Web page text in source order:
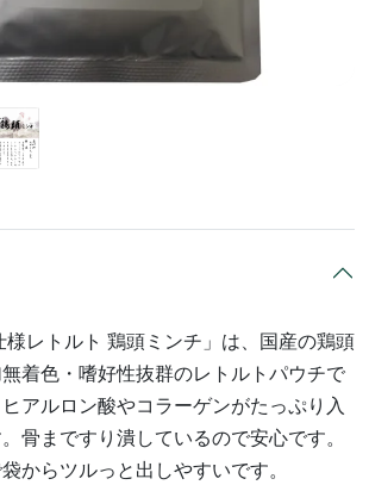
様レトルト 鶏頭ミンチ」は、国産の鶏頭
着色・嗜好性抜群のレトルトパウチで
アルロン酸やコラーゲンがたっぷり入
骨まですり潰しているので安心です。
からツルっと出しやすいです。